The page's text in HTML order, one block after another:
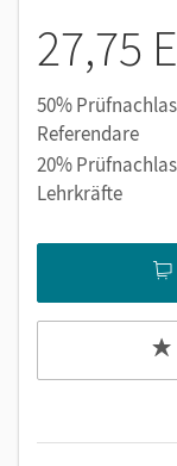
Aktiv-
Sinnvoller
27,75
50%
Referendare
20%
Lehrkräfte